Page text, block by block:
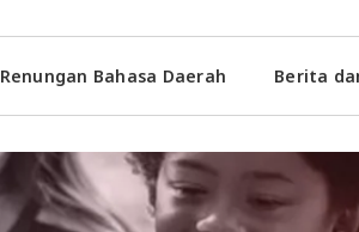
Renungan Bahasa Daerah Berita